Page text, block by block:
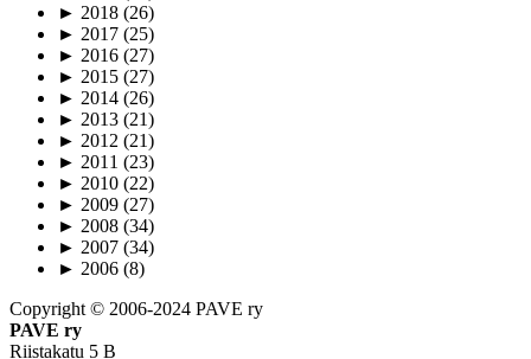
► 2018 (26)
► 2017 (25)
► 2016 (27)
► 2015 (27)
► 2014 (26)
► 2013 (21)
► 2012 (21)
► 2011 (23)
► 2010 (22)
► 2009 (27)
► 2008 (34)
► 2007 (34)
► 2006 (8)
Copyright © 2006-2024 PAVE ry
PAVE ry
Riistakatu 5 B